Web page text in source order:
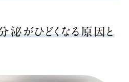
がひどくなる原因と